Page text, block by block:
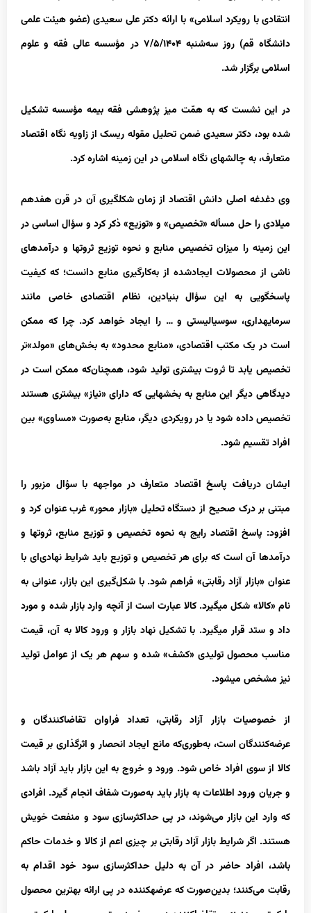
انتقادی با رویکرد اسلامی» با ارائه دکتر علی سعیدی (عضو هیئت علمی
دانشگاه قم) روز سه‌شنبه ۷/۵/۱۴۰۴ در مؤسسه عالی فقه و علوم
اسلامی برگزار شد.
در این نشست که به همّت میز پژوهشی فقه بیمه مؤسسه تشکیل
شده بود، دکتر سعیدی ضمن تحلیل مقوله ریسک از زاویه نگاه اقتصاد
متعارف، به چالش‏های نگاه اسلامی در این زمینه اشاره کرد.
وی دغدغه اصلی دانش اقتصاد از زمان شکل‏گیری آن در قرن هفدهم
میلادی را حل مسأله «تخصیص» و «توزیع» ذکر کرد و سؤال اساسی در
این زمینه را میزان تخصیص منابع و نحوه توزیع ثروت‏ها و درآمدهای
ناشی از محصولات ایجادشده از به‌کارگیری منابع دانست؛ که کیفیت
پاسخ‏گویی به این سؤال بنیادین، نظام‏ اقتصادی خاصی مانند
سرمایه‏داری، سوسیالیستی و … را ایجاد خواهد کرد. چرا که ممکن
است در یک مکتب اقتصادی، «منابع محدود» به بخش‌های «مولد»تر
تخصیص یابد تا ثروت بیشتری تولید شود، همچنان‌که ممکن است در
دیدگاهی دیگر این منابع به بخش‏هایی که دارای «نیاز» بیشتری هستند
تخصیص داده شود یا در رویکردی دیگر، منابع به‌صورت «مساوی» بین
افراد تقسیم شود.
ایشان دریافت پاسخ اقتصاد متعارف در مواجهه با سؤال مزبور را
مبتنی بر درک صحیح از دستگاه تحلیل «بازار محور» غرب عنوان کرد و
افزود: پاسخ اقتصاد رایج به نحوه تخصیص و توزیع منابع، ثروت‏ها و
درآمدها آن است که برای هر تخصیص و توزیع باید شرایط نهادی‌ای با
عنوان «بازار آزاد رقابتی» فراهم شود. با شکل‌گیری این بازار، عنوانی به
نام «کالا» شکل می‏گیرد. کالا عبارت است از آنچه وارد بازار شده و مورد
داد و ستد قرار می‏گیرد. با تشکیل نهاد بازار و ورود کالا به آن، قیمت
مناسب محصول تولیدی «کشف» شده و سهم هر یک از عوامل تولید
نیز مشخص می‏شود.
از خصوصیات بازار آزاد رقابتی، تعداد فراوان تقاضاکنندگان و
عرضه‌کنندگان است، به‌طوری‌که مانع ایجاد انحصار و اثرگذاری بر قیمت
کالا از سوی افراد خاص شود. ورود و خروج به این بازار باید آزاد باشد
و جریان ورود اطلاعات به بازار باید به‌صورت شفاف انجام گیرد. افرادی
که وارد این بازار می‌شوند، در پی حداکثرسازی سود و منفعت خویش
هستند. اگر شرایط بازار آزاد رقابتی بر چیزی اعم از کالا و خدمات حاکم
باشد، افراد حاضر در آن به دلیل حداکثرسازی سود خود اقدام به
رقابت می‌کنند؛ بدین‌صورت که عرضه‏کننده در پی ارائه بهترین محصول